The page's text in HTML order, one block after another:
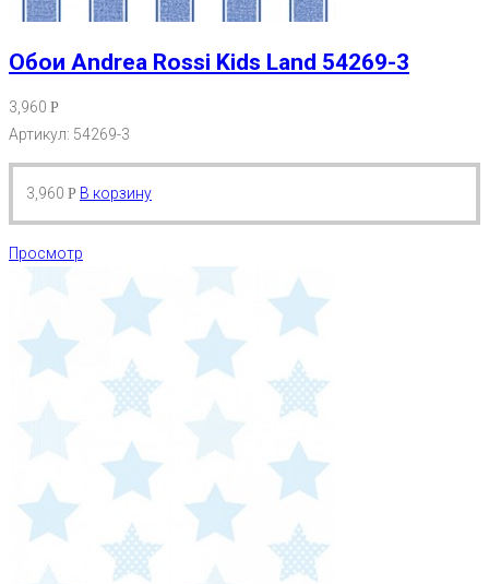
Обои Andrea Rossi Kids Land 54269-3
3,960 Р
Артикул: 54269-3
3,960 Р В корзину
Просмотр